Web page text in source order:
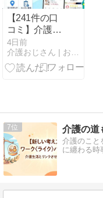
【241件の口
コミ】介護職
の単発バイト
Ucare（ユー
ケア）の評判
4日前
7 介護の道
介護のこと
に纏わる時